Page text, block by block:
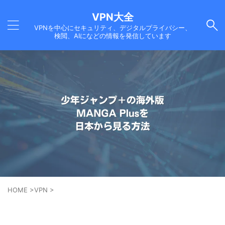
VPN大全
VPNを中心にセキュリティ、デジタルプライバシー、
検閲、AIになどの情報を発信しています
HOME >VPN >